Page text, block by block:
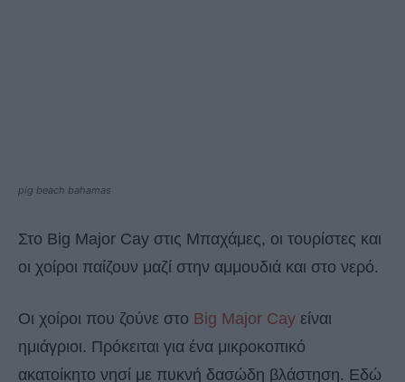
pig beach bahamas
Στο Big Major Cay στις Μπαχάμες, οι τουρίστες και
οι χοίροι παίζουν μαζί στην αμμουδιά και στο νερό.
Oι χοίροι που ζούνε στο Big Major Cay είναι
ημιάγριοι. Πρόκειται για ένα μικροκοπικό
ακατοίκητο νησί με πυκνή δασώδη βλάστηση. Εδώ